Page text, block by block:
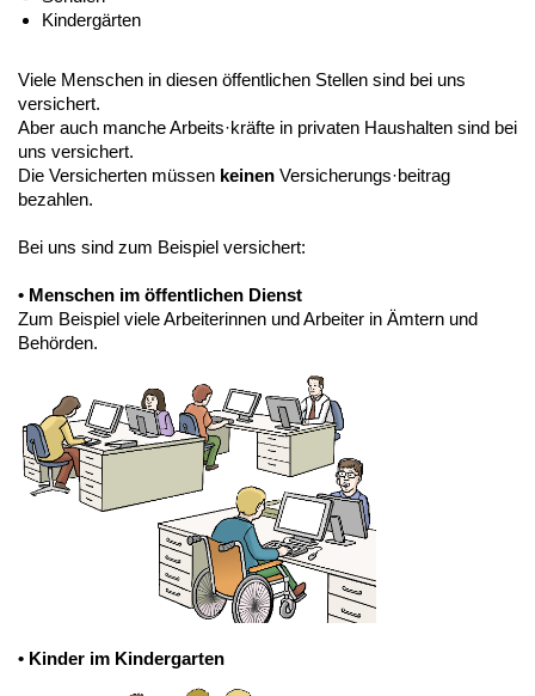
Kindergärten
Viele Menschen in diesen öffentlichen Stellen sind bei uns
versichert.
Aber auch manche Arbeits·kräfte in privaten Haushalten sind bei
uns versichert.
Die Versicherten müssen keinen Versicherungs·beitrag
bezahlen.
Bei uns sind zum Beispiel versichert:
• Menschen im öffentlichen Dienst
Zum Beispiel viele Arbeiterinnen und Arbeiter in Ämtern und
Behörden.
• Kinder im Kindergarten